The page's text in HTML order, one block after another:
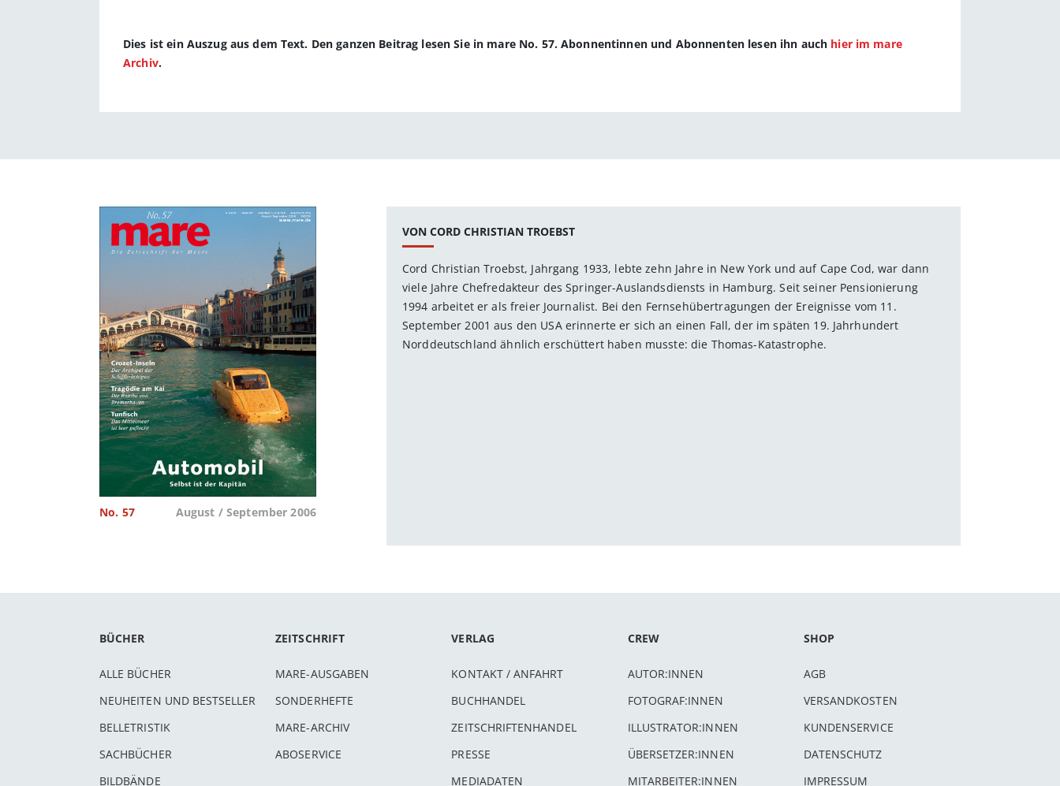
Dies ist ein Auszug aus dem Text. Den ganzen Beitrag lesen Sie in mare No. 57. Abonnentinnen und Abonnenten lesen ihn auch hier im mare
Archiv.
No. 57 August / September 2006
VON CORD CHRISTIAN TROEBST
Cord Christian Troebst, Jahrgang 1933, lebte zehn Jahre in New York und auf Cape Cod, war dann
viele Jahre Chefredakteur des Springer-Auslandsdiensts in Hamburg. Seit seiner Pensionierung
1994 arbeitet er als freier Journalist. Bei den Fernsehübertragungen der Ereignisse vom 11.
September 2001 aus den USA erinnerte er sich an einen Fall, der im späten 19. Jahrhundert
Norddeutschland ähnlich erschüttert haben musste: die Thomas-Katastrophe.
BÜCHER
ALLE BÜCHER
NEUHEITEN UND BESTSELLER
BELLETRISTIK
SACHBÜCHER
BILDBÄNDE
ZEITSCHRIFT
MARE-AUSGABEN
SONDERHEFTE
MARE-ARCHIV
ABOSERVICE
VERLAG
KONTAKT / ANFAHRT
BUCHHANDEL
ZEITSCHRIFTENHANDEL
PRESSE
MEDIADATEN
CREW
AUTOR:INNEN
FOTOGRAF:INNEN
ILLUSTRATOR:INNEN
ÜBERSETZER:INNEN
MITARBEITER:INNEN
SHOP
AGB
VERSANDKOSTEN
KUNDENSERVICE
DATENSCHUTZ
IMPRESSUM